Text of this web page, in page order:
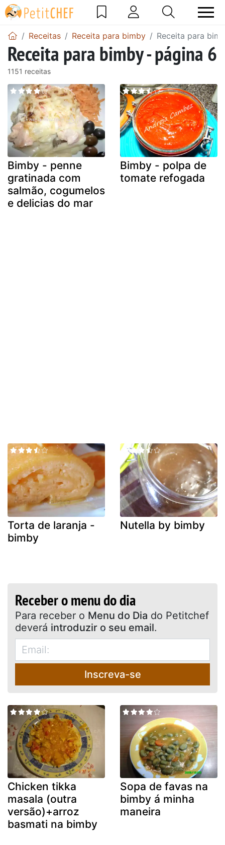
Receitas Receita para bimby Receita para
Receita para bimby - página 6
1151 receitas
Bimby - penne
gratinada com
salmão, cogumelos
e delicias do mar
Bimby - polpa de
tomate refogada
Torta de laranja -
bimby
Nutella by bimby
Receber o menu do dia
Para receber o Menu do Dia do Petitchef
deverá introduzir o seu email.
Inscreva-se
Chicken tikka
masala (outra
versão)+arroz
basmati na bimby
Sopa de favas na
bimby á minha
maneira